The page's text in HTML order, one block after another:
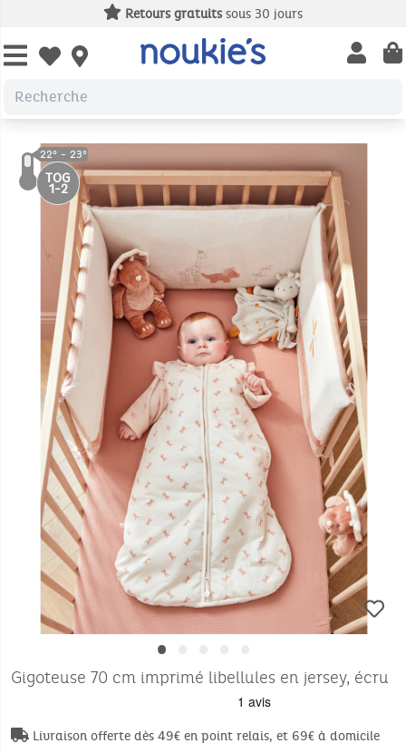
Retours gratuitssous 30 jours
Open wishlist Open
TOG
1-2
•••••
Gigoteuse 70 cm imprimé libellules en jersey, écru
Livraison offerte dès 49€ en point relais, et 69€ à domicile